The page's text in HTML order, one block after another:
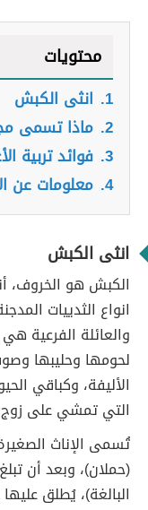
محتويات
1. انثى الكبش
2. ماذا تسمى
3. فوائد تربية
4. معلومات عن
انثى الكبش
الكبش هو الخروف،
انواع الثدييات
والعائلة الفرعية هي
لحومها وحليبها
الأليفة، وكباقي
التي تمشي على زوج
تُسمى الإناث
(حملان)، وبعد أن
البالغة)، يُطلق